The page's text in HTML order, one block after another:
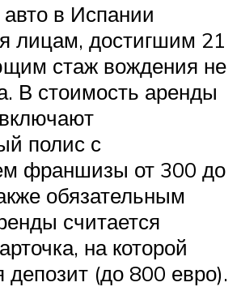
в Испании
лицам, достигшим 21
стаж вождения не
В стоимость аренды
полис с
франшизы от 300 до
обязательным
считается
на которой
депозит (до 800 евро).